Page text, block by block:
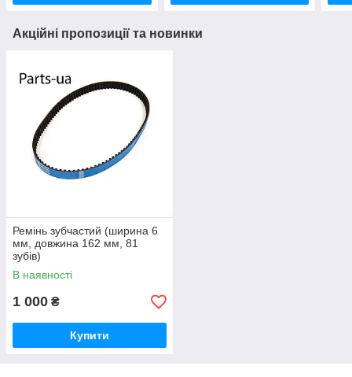
Акційні пропозиції та новинки
Ремінь зубчастий (ширина 6
мм, довжина 162 мм, 81
зубів)
В наявності
1 000 ₴
Купити